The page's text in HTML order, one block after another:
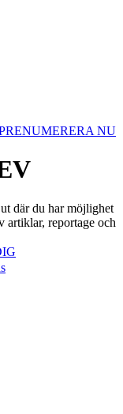
NU
där du har möjlighet
artiklar, reportage och